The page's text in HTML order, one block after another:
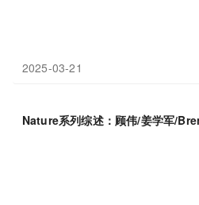
2025-03-21
Nature系列综述：顾伟/姜学军/